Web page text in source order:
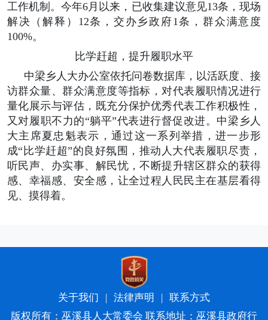
工作机制。今年6月以来，已收集建议意见13条，现场
解决（解释）12条，交办乡政府1条，群众满意度
100%。
比学赶超，提升履职水平
中梁乡人大办公室依托问卷数据库，以活跃度、接
访群众量、群众满意度等指标，对代表履职情况进行
量化展示与评估，既充分保护优秀代表工作积极性，
又对履职不力的“躺平”代表进行督促改进。中梁乡人
大主席夏忠魁表示，通过这一系列举措，进一步形
成“比学赶超”的良好氛围，推动人大代表履职尽责，
听民声、办实事、解民忧，不断提升辖区群众的获得
感、幸福感、安全感，让全过程人民民主在基层看得
见、摸得着。
关于我们 | 法律声明 | 联系方式
版权所有：巫溪县人大常委会 联系地址：巫溪县政府行